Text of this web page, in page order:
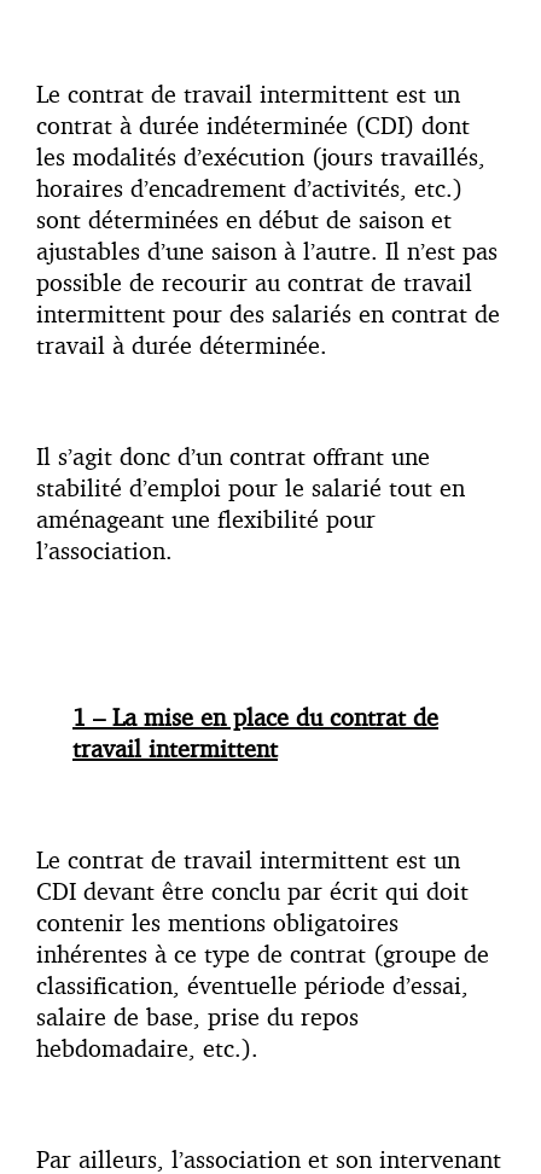
Le contrat de travail intermittent est un
contrat à durée indéterminée (CDI) dont
les modalités d’exécution (jours travaillés,
horaires d’encadrement d’activités, etc.)
sont déterminées en début de saison et
ajustables d’une saison à l’autre. Il n’est pas
possible de recourir au contrat de travail
intermittent pour des salariés en contrat de
travail à durée déterminée.
Il s’agit donc d’un contrat offrant une
stabilité d’emploi pour le salarié tout en
aménageant une flexibilité pour
l’association.
1 – La mise en place du contrat de
travail intermittent
Le contrat de travail intermittent est un
CDI devant être conclu par écrit qui doit
contenir les mentions obligatoires
inhérentes à ce type de contrat (groupe de
classification, éventuelle période d’essai,
salaire de base, prise du repos
hebdomadaire, etc.).
Par ailleurs, l’association et son intervenant